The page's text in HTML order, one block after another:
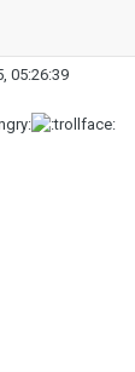
05:26:39